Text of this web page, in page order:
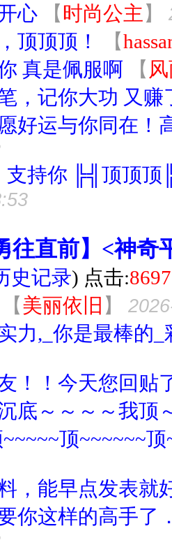
心
【 时尚公主 】
顶顶顶！ 【
真是佩服啊
【
，记你大功 又赚
好运与你同在！
支持你 ╠╣顶顶
往直前】<神
史记录) 点击:8697
【美丽依旧 】
力,_你是最棒的
！！今天您回贴
底～～～～我顶
顶~~~~~~顶
，能早点发表就
你这样的高手了